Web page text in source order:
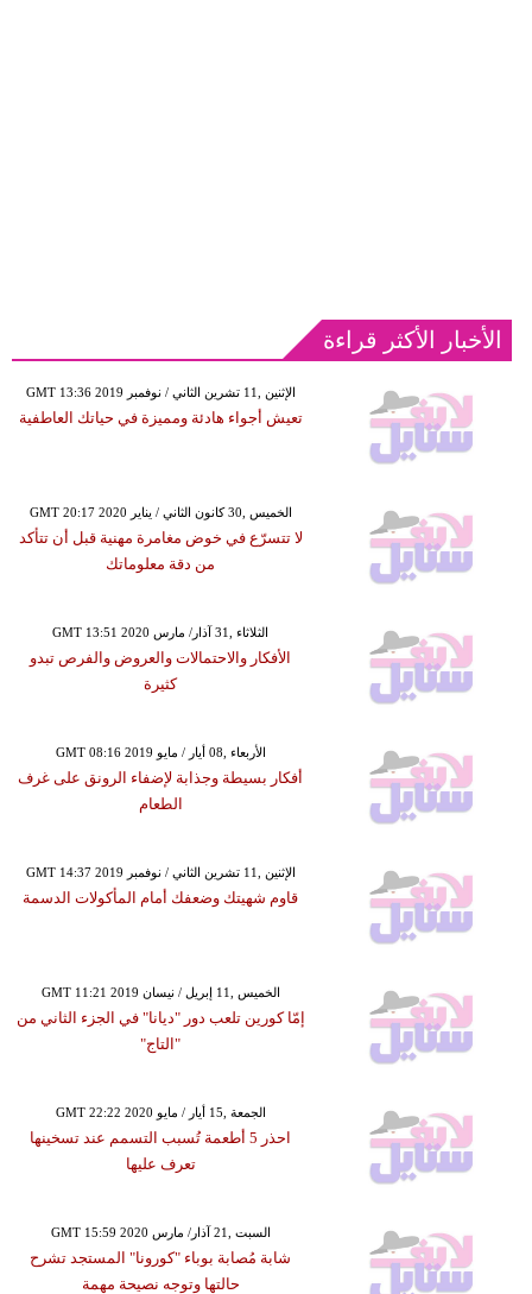
الأخبار الأكثر قراءة
GMT 13:36 2019 الإثنين ,11 تشرين الثاني / نوفمبر
تعيش أجواء هادئة ومميزة في حياتك العاطفية
GMT 20:17 2020 الخميس ,30 كانون الثاني / يناير
لا تتسرّع في خوض مغامرة مهنية قبل أن تتأكد
من دقة معلوماتك
GMT 13:51 2020 الثلاثاء ,31 آذار/ مارس
الأفكار والاحتمالات والعروض والفرص تبدو
كثيرة
GMT 08:16 2019 الأربعاء ,08 أيار / مايو
أفكار بسيطة وجذابة لإضفاء الرونق على غرف
الطعام
GMT 14:37 2019 الإثنين ,11 تشرين الثاني / نوفمبر
قاوم شهيتك وضعفك أمام المأكولات الدسمة
GMT 11:21 2019 الخميس ,11 إبريل / نيسان
إمّا كورين تلعب دور "ديانا" في الجزء الثاني من
"التاج"
GMT 22:22 2020 الجمعة ,15 أيار / مايو
احذر 5 أطعمة تُسبب التسمم عند تسخينها
تعرف عليها
GMT 15:59 2020 السبت ,21 آذار/ مارس
شابة مُصابة بوباء "كورونا" المستجد تشرح
حالتها وتوجه نصيحة مهمة